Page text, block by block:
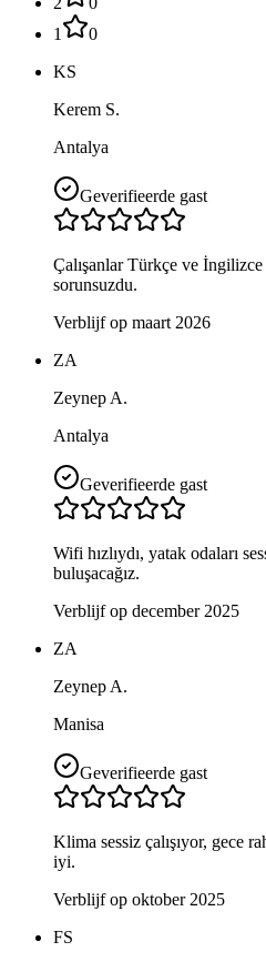
1
0
KS
Kerem S.
Antalya
Geverifieerde gast
Çalışanlar Türkçe ve
sorunsuzdu.
Verblijf op maart 2026
ZA
Zeynep A.
Antalya
Geverifieerde gast
Wifi hızlıydı, yatak odaları
buluşacağız.
Verblijf op december 2025
ZA
Zeynep A.
Manisa
Geverifieerde gast
Klima sessiz çalışıyor, gece
iyi.
Verblijf op oktober 2025
FS